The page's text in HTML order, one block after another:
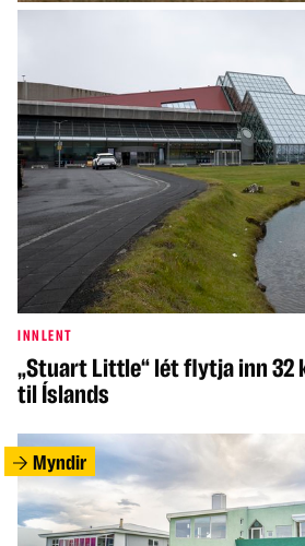
INNLENT
„Stuart Little“ lét flytja inn 32
til Íslands
Myndir